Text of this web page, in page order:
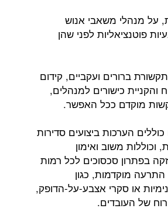
על מנהלי משאבי אנוש
פוטנציאליות לפני שהן
ברורים ועקביים, קידום
והקניית כישורים למנהלים,
מוקדם ככל האפשר.
הערכות ביצועים סדירות
משוב ואימון
בפתרון סכסוכים לכל רמות
התרעה מוקדמות, כגון
או סקרי אצבע-על-הדופק,
של העובדים.